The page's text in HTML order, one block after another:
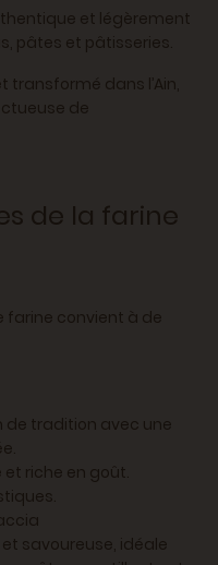
et légèrement
pâtes et pâtisseries.
transformé dans l’Ain,
de
de la farine
farine convient à de
de tradition avec une
et riche en goût.
savoureuse, idéale